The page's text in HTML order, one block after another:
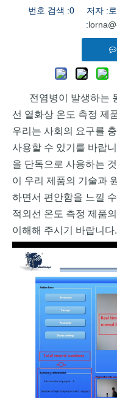
번호 검색 :0 저자 :
:
전염병이 발생하는
선 열화상 온도 측정 제
우리는 사회의 요구를
사용할 수 있기를 바랍
을 단독으로 사용하는
이 우리 제품의 기술과
하면서 편안함을 느낄
적외선 온도 측정 제품
이해해 주시기 바랍니다.